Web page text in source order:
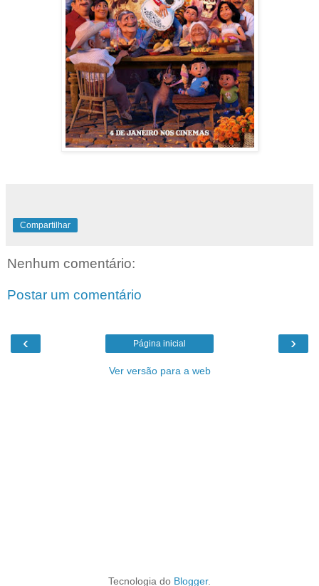
Compartilhar
Nenhum comentário:
Postar um comentário
‹ ›
Página inicial
Ver versão para a web
Tecnologia do Blogger.